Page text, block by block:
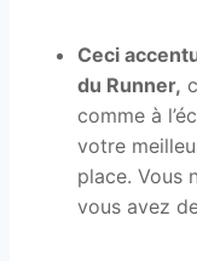
Ceci
du Runner,
comme à
votre
place. Vous
vous avez